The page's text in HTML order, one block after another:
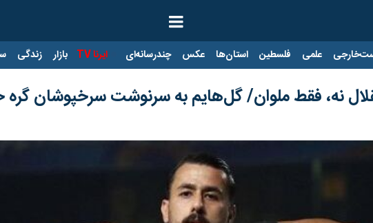
علمی فلسطین استان‌ها عکس چندرسانه‌ای ایرنا TV بازار زندگی
نه، فقط ملوان/ گل‌هایم به سرنوشت سرخپوشان